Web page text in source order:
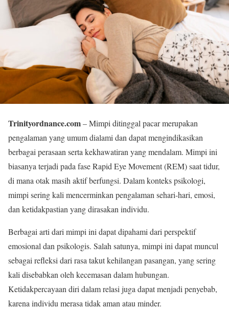
Trinityordnance.com– Mimpi ditinggal pacar merupakan
pengalaman yang umum dialami dan dapat mengindikasikan
berbagai perasaan serta kekhawatiran yang mendalam. Mimpi ini
biasanya terjadi pada fase Rapid Eye Movement (REM) saat tidur,
di mana otak masih aktif berfungsi. Dalam konteks psikologi,
mimpi sering kali mencerminkan pengalaman sehari-hari, emosi,
dan ketidakpastian yang dirasakan individu.
Berbagai arti dari mimpi ini dapat dipahami dari perspektif
emosional dan psikologis. Salah satunya, mimpi ini dapat muncul
sebagai refleksi dari rasa takut kehilangan pasangan, yang sering
kali disebabkan oleh kecemasan dalam hubungan.
Ketidakpercayaan diri dalam relasi juga dapat menjadi penyebab,
karena individu merasa tidak aman atau minder.